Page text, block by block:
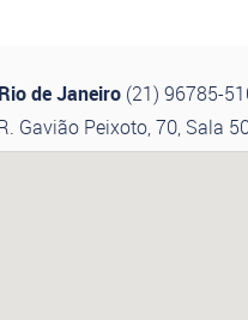
Rio de Janeiro (21) 96785-
Gavião Peixoto, 70, Sala